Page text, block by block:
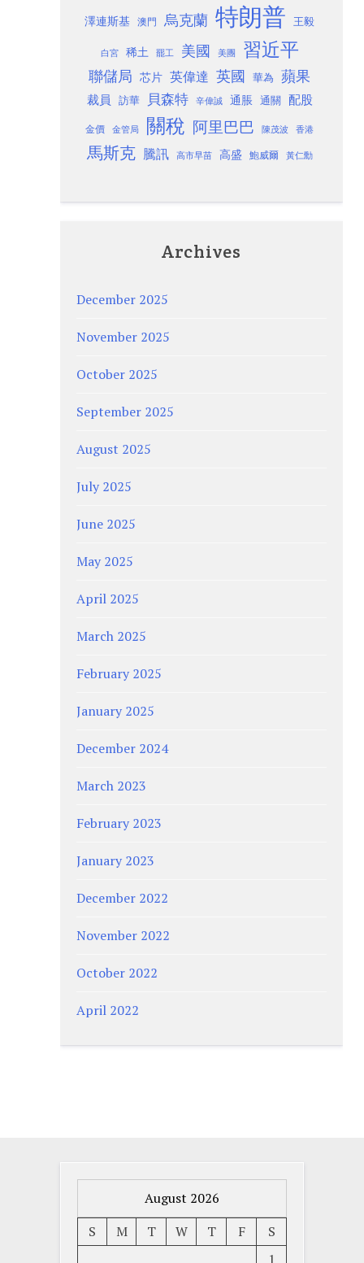
澤連斯基 澳門 烏克蘭 特朗普 王毅
白宮 稀土 罷工 美國 美團 習近平
聯儲局 芯片 英偉達 英國 華為 蘋果
裁員 訪華 貝森特 辛偉誠 通脹 通關 配股
金價 金管局 關稅 阿里巴巴 陳茂波 香港
馬斯克 騰訊 高市早苗 高盛 鮑威爾 黃仁勳
Archives
December 2025
November 2025
October 2025
September 2025
August 2025
July 2025
June 2025
May 2025
April 2025
March 2025
February 2025
January 2025
December 2024
March 2023
February 2023
January 2023
December 2022
November 2022
October 2022
April 2022
August 2026
S
M T W T F
S
1